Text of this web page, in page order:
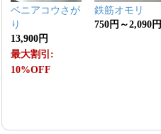
ベニアコウさが
り
13,900円
最大割引:
10%OFF
鉄筋オモリ
750円～2,090円